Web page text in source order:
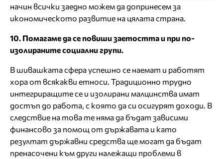
начин всички заедно можем да допринесем за
икономическото развитие на цялата страна.
10. Помагаме да се повиши заетостта и при по-
изолираните социални групи.
В шивашката сфера успешно се наемат и работят
хора от всякакви етноси. Традиционно трудно
интегриращите се и изолирани малцинства имат
достъп до работа, с която да си осигурят доходи. В
следствие на това те няма да бъдат зависими
финансово за помощ от държавата и като
резултат държавни средства ще могат да бъдат
пренасочени към други належащи проблеми в